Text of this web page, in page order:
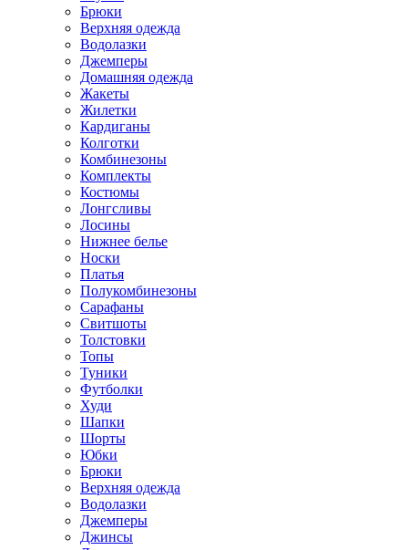
Брюки
Верхняя одежда
Водолазки
Джемперы
Домашняя одежда
Жакеты
Жилетки
Кардиганы
Колготки
Комбинезоны
Комплекты
Костюмы
Лонгсливы
Лосины
Нижнее белье
Носки
Платья
Полукомбинезоны
Сарафаны
Свитшоты
Толстовки
Топы
Туники
Футболки
Худи
Шапки
Шорты
Юбки
Брюки
Верхняя одежда
Водолазки
Джемперы
Джинсы